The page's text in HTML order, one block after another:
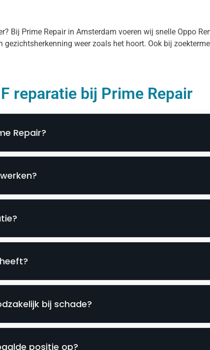
Bij Prime Repair in Amsterdam voeren wij snelle Oppo
weer zoals het hoort. Ook bij
reparatie bij Prime Repair
Repair?
bij schade?
positie op?